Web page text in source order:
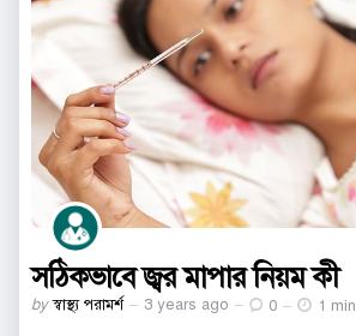
সঠিকভাবে জ্বর মাপার নিয়ম কী
Posted
by স্বাস্থ্য পরামর্শ 3 years ago 0 1 min